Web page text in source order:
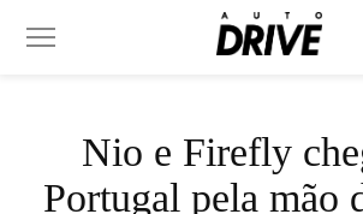
Nio e Firefly
Portugal pela mão